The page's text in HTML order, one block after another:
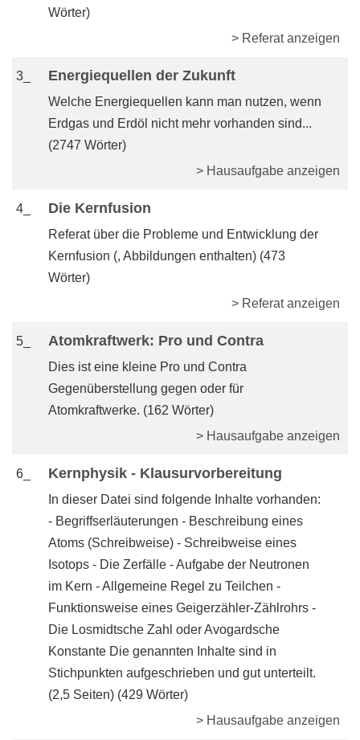
Wörter)
> Referat anzeigen
3_ Energiequellen der Zukunft
Welche Energiequellen kann man nutzen, wenn
Erdgas und Erdöl nicht mehr vorhanden sind...
(2747 Wörter)
> Hausaufgabe anzeigen
4_ Die Kernfusion
Referat über die Probleme und Entwicklung der
Kernfusion (, Abbildungen enthalten) (473
Wörter)
> Referat anzeigen
5_ Atomkraftwerk: Pro und Contra
Dies ist eine kleine Pro und Contra
Gegenüberstellung gegen oder für
Atomkraftwerke. (162 Wörter)
> Hausaufgabe anzeigen
6_ Kernphysik - Klausurvorbereitung
In dieser Datei sind folgende Inhalte vorhanden:
- Begriffserläuterungen - Beschreibung eines
Atoms (Schreibweise) - Schreibweise eines
Isotops - Die Zerfälle - Aufgabe der Neutronen
im Kern - Allgemeine Regel zu Teilchen -
Funktionsweise eines Geigerzähler-Zählrohrs -
Die Losmidtsche Zahl oder Avogardsche
Konstante Die genannten Inhalte sind in
Stichpunkten aufgeschrieben und gut unterteilt.
(2,5 Seiten) (429 Wörter)
> Hausaufgabe anzeigen